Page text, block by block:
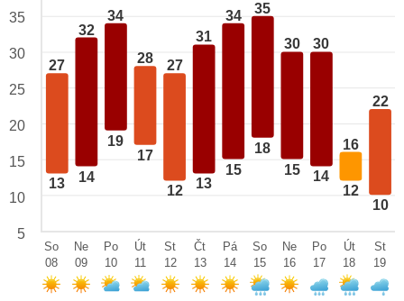
27
13
32
14
34
19
28
17
27
12
31
13
34
15
35
18
30
15
30
14
16
12
22
10
35
30
25
20
15
10
5
So
08
Ne
09
Po
10
Út
11
St
12
Čt
13
Pá
14
So
15
Ne
16
Po
17
Út
18
St
19